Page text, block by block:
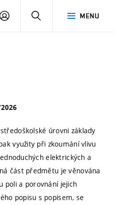
MENU
PŘIHLÁSIT
úrovni základy
využity při zkoumání vlivu
elektrických a
část předmětu je věnována
poli a porovnání jejich
popisu s popisem, se